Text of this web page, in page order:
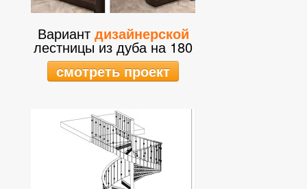
Вариант дизайнерской
лестницы из дуба на 180
смотреть проект